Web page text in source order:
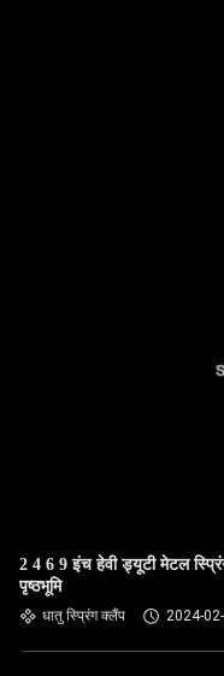
2 4 6 9 इंच हेवी ड्यूटी मेटल
पृष्ठभूमि
धातु स्प्रिंग क्लैंप 2024-